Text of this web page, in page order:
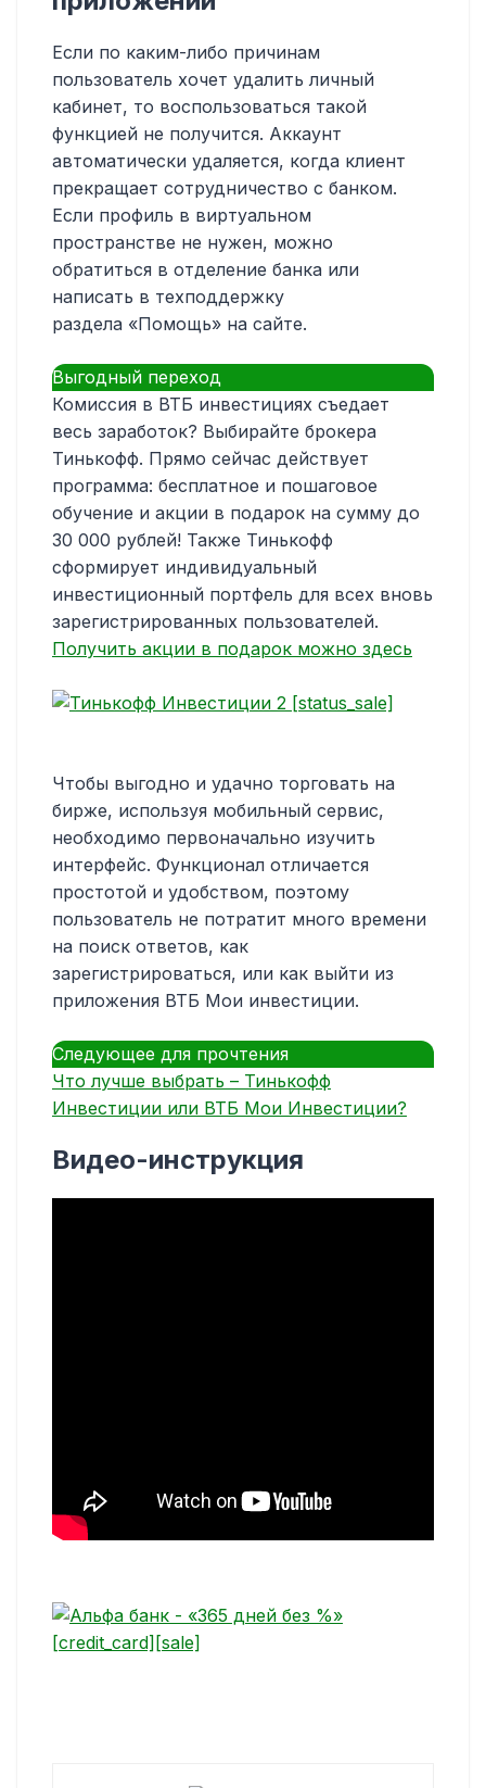
Если по каким-либо причинам
пользователь хочет удалить личный
кабинет, то воспользоваться такой
функцией не получится. Аккаунт
автоматически удаляется, когда клиент
прекращает сотрудничество с банком.
Если профиль в виртуальном
пространстве не нужен, можно
обратиться в отделение банка или
написать в техподдержку
раздела «Помощь» на сайте.
Выгодный переход
Комиссия в ВТБ инвестициях съедает
весь заработок? Выбирайте брокера
Тинькофф. Прямо сейчас действует
программа: бесплатное и пошаговое
обучение и акции в подарок на сумму до
30 000 рублей! Также Тинькофф
сформирует индивидуальный
инвестиционный портфель для всех вновь
зарегистрированных пользователей.
Получить акции в подарок можно здесь
Чтобы выгодно и удачно торговать на
бирже, используя мобильный сервис,
необходимо первоначально изучить
интерфейс. Функционал отличается
простотой и удобством, поэтому
пользователь не потратит много времени
на поиск ответов, как
зарегистрироваться, или как выйти из
приложения ВТБ Мои инвестиции.
Следующее для прочтения
Что лучше выбрать – Тинькофф
Инвестиции или ВТБ Мои Инвестиции?
Видео-инструкция